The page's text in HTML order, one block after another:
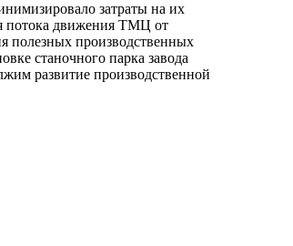
затраты на их
потока движения ТМЦ от
полезных производственных
станочного парка завода
развитие производственной